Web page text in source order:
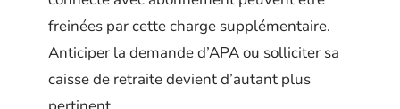
freinées par cette charge supplémentaire.
Anticiper la demande d’APA ou solliciter sa
caisse de retraite devient d’autant plus